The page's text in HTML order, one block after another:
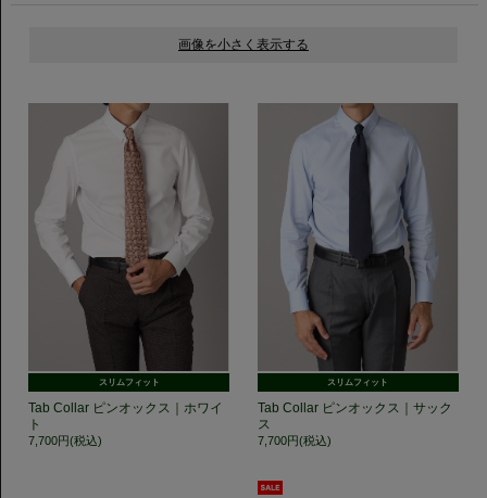
スリムフィット
Tab Collar ピンオックス｜ホワイ
ト
7,700円(税込)
スリムフィット
Tab Collar ピンオックス｜サック
ス
7,700円(税込)